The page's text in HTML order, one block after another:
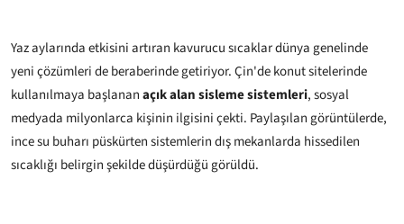
Yaz aylarında etkisini artıran kavurucu sıcaklar dünya genelinde
yeni çözümleri de beraberinde getiriyor. Çin'de konut sitelerinde
kullanılmaya başlananaçık alan sisleme sistemleri, sosyal
medyada milyonlarca kişinin ilgisini çekti. Paylaşılan görüntülerde,
ince su buharı püskürten sistemlerin dış mekanlarda hissedilen
sıcaklığı belirgin şekilde düşürdüğü görüldü.